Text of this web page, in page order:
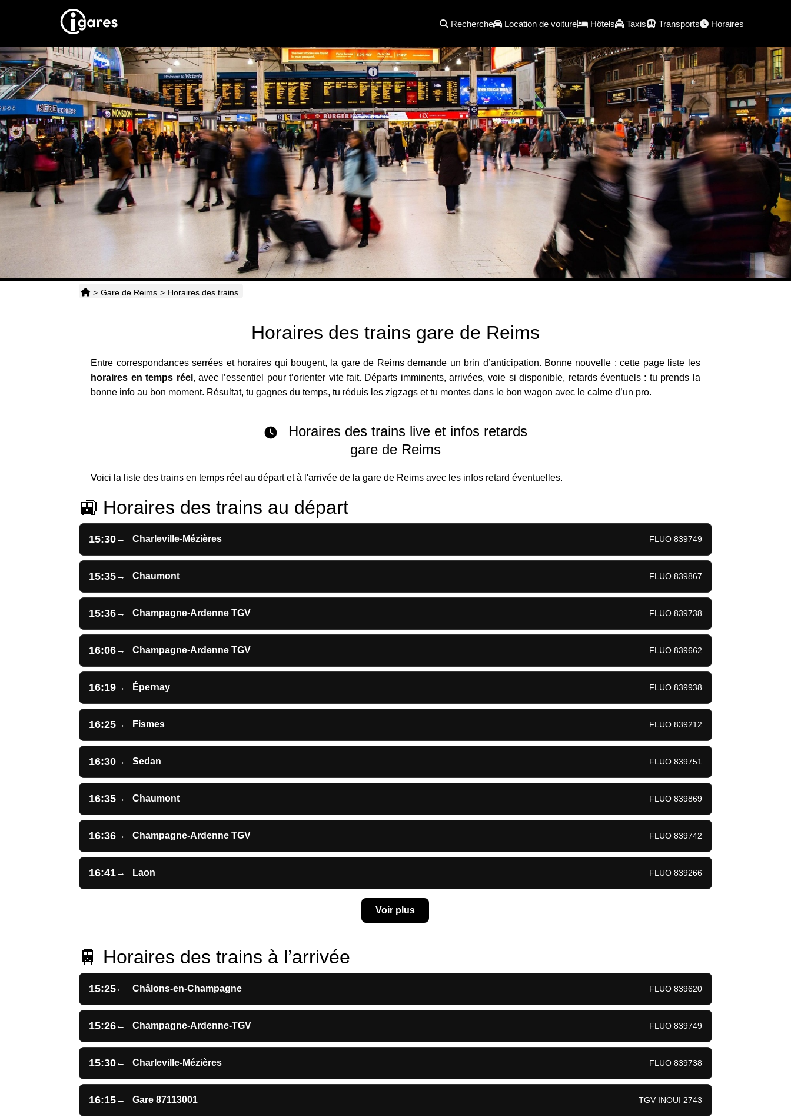
Recherche Location de voiture Hôtels Taxis Transports Horaires
> Gare de Reims > Horaires des trains
Horaires des trains gare de Reims
Entre correspondances serrées et horaires qui bougent, la gare de Reims demande un brin d’anticipation. Bonne nouvelle : cette page liste les
horaires en temps réel , avec l’essentiel pour t’orienter vite fait. Départs imminents, arrivées, voie si disponible, retards éventuels : tu prends la
bonne info au bon moment. Résultat, tu gagnes du temps, tu réduis les zigzags et tu montes dans le bon wagon avec le calme d’un pro.
Horaires des trains live et infos retards
gare de Reims
Voici la liste des trains en temps réel au départ et à l'arrivée de la gare de Reims avec les infos retard éventuelles.
🚉 Horaires des trains au départ
15:30→ Charleville-Mézières FLUO 839749
15:35→ Chaumont FLUO 839867
15:36→ Champagne-Ardenne TGV FLUO 839738
16:06→ Champagne-Ardenne TGV FLUO 839662
16:19→ Épernay FLUO 839938
16:25→ Fismes FLUO 839212
16:30→ Sedan FLUO 839751
16:35→ Chaumont FLUO 839869
16:36→ Champagne-Ardenne TGV FLUO 839742
16:41→ Laon FLUO 839266
Voir plus
🚆 Horaires des trains à l’arrivée
15:25← Châlons-en-Champagne FLUO 839620
15:26← Champagne-Ardenne-TGV FLUO 839749
15:30← Charleville-Mézières FLUO 839738
16:15← Gare 87113001 TGV INOUI 2743